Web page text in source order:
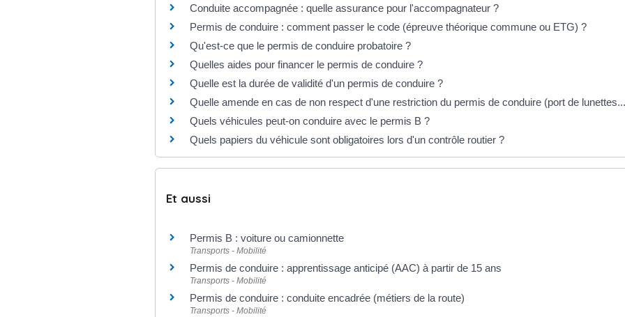
Conduite accompagnée : quelle assurance pour l'accompagnateur ?
Permis de conduire : comment passer le code (épreuve théorique commune ou ETG) ?
Qu'est-ce que le permis de conduire probatoire ?
Quelles aides pour financer le permis de conduire ?
Quelle est la durée de validité d'un permis de conduire ?
Quelle amende en cas de non respect d'une restriction du permis de conduire (port de
Quels véhicules peut-on conduire avec le permis B ?
Quels papiers du véhicule sont obligatoires lors d'un contrôle routier ?
Et aussi
Permis B : voiture ou camionnette
Transports - Mobilité
Permis de conduire : apprentissage anticipé (AAC) à partir de 15 ans
Transports - Mobilité
Permis de conduire : conduite encadrée (métiers de la route)
Transports - Mobilité